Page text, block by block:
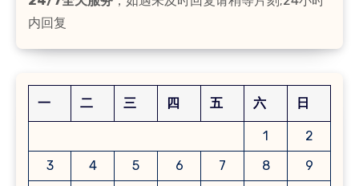
内回复
一 二 三 四 五 六 日
1
2
3
4 5 6 7 8
9